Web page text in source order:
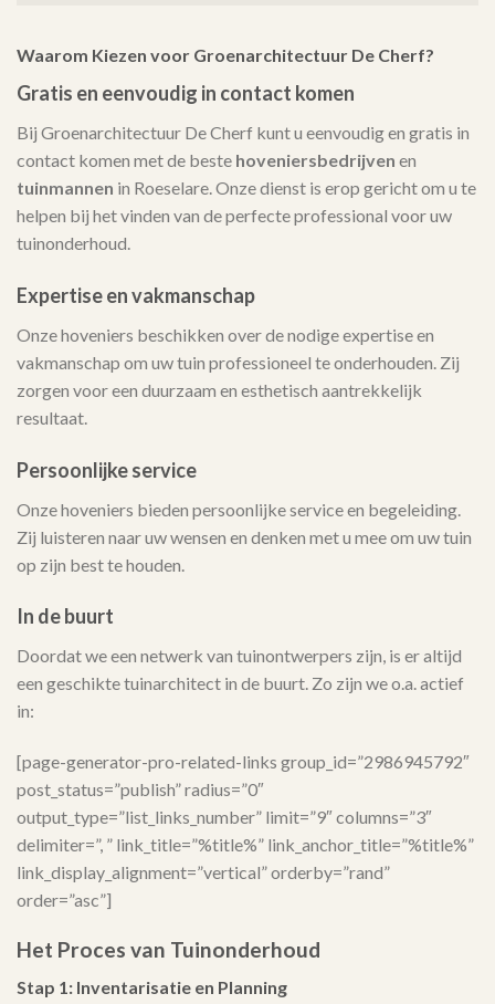
Waarom Kiezen voor Groenarchitectuur De Cherf?
Gratis en eenvoudig in contact komen
Bij Groenarchitectuur De Cherf kunt u eenvoudig en gratis in
contact komen met de beste hoveniersbedrijven en
tuinmannen in Roeselare. Onze dienst is erop gericht om u te
helpen bij het vinden van de perfecte professional voor uw
tuinonderhoud.
Expertise en vakmanschap
Onze hoveniers beschikken over de nodige expertise en
vakmanschap om uw tuin professioneel te onderhouden. Zij
zorgen voor een duurzaam en esthetisch aantrekkelijk
resultaat.
Persoonlijke service
Onze hoveniers bieden persoonlijke service en begeleiding.
Zij luisteren naar uw wensen en denken met u mee om uw tuin
op zijn best te houden.
In de buurt
Doordat we een netwerk van tuinontwerpers zijn, is er altijd
een geschikte tuinarchitect in de buurt. Zo zijn we o.a. actief
in:
[page-generator-pro-related-links group_id=”2986945792″
post_status=”publish” radius=”0″
output_type=”list_links_number” limit=”9″ columns=”3″
delimiter=”, ” link_title=”%title%” link_anchor_title=”%title%”
link_display_alignment=”vertical” orderby=”rand”
order=”asc”]
Het Proces van Tuinonderhoud
Stap 1: Inventarisatie en Planning